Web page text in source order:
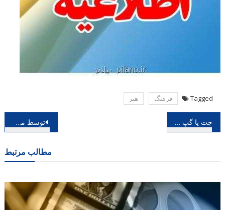
Tagged فرهنگ هنر
راهبری
توسط مرکز موسیقی حوزه هنری؛ بی کرانگی در دسترس مخاطبان قرار گرفت چت یا گپ زدن چیست
مطالب مرتبط